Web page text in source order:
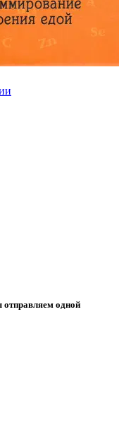
отправляем одной